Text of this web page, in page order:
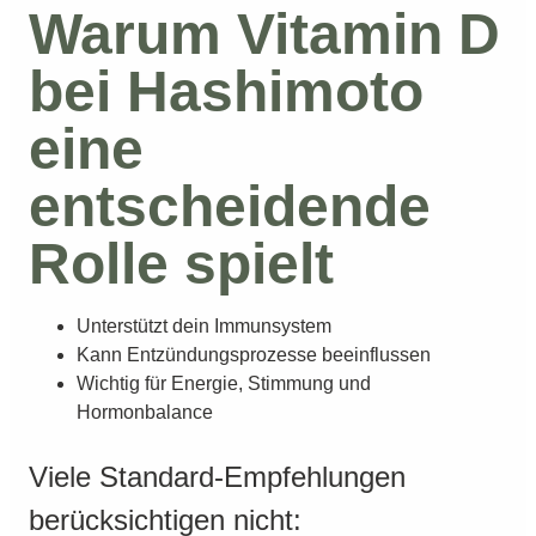
Warum Vitamin D
bei Hashimoto
eine
entscheidende
Rolle spielt
Unterstützt dein Immunsystem
Kann Entzündungsprozesse beeinflussen
Wichtig für Energie, Stimmung und
Hormonbalance
Viele Standard-Empfehlungen
berücksichtigen nicht: